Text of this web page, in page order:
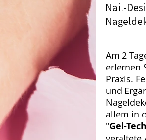
Nail-
Am 2
erlernen
Praxis.
und
allem in
"Gel-